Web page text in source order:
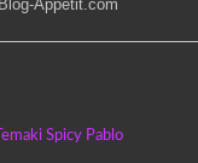
Temaki Spicy Pablo